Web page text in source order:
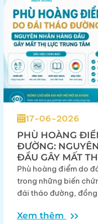
17-06-2026
PHÙ HOÀNG
ĐƯỜNG:
ĐẦU GÂY MẤT
Phù hoàng điểm do
trong những biến
đái tháo đường,
trưởng thành. Bệnh
Xem thêm